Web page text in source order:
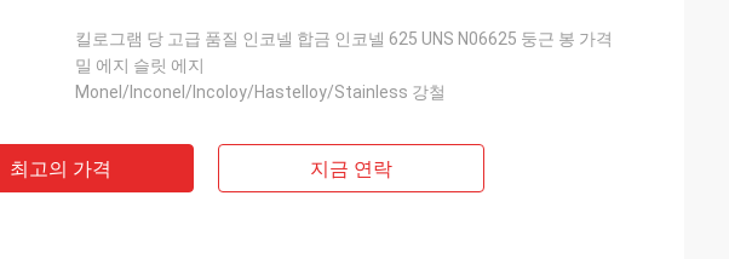
킬로그램 당 고급 품질 인코넬 합금 인코넬 625 UNS N06625 둥근 봉 가격
밀 에지 슬릿 에지
Monel/Inconel/Incoloy/Hastelloy/Stainless 강철
최고의 가격 지금 연락